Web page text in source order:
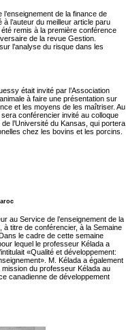
de la finance de
l’auteur du meilleur article paru
remis à la première conférence
de la revue Gestion.
l’analyse du risque dans les
était invité par l’Association
à faire une présentation sur
et les moyens de les maîtriser. Au
conférencier invité au colloque
l’Université du Kansas, qui portera
chez les bovins et les porcins.
au Service de l’enseignement de la
titre de conférencier, à la Semaine
le cadre de cette semaine
lequel le professeur Kélada a
«Qualité et développement:
M. Kélada a également
du professeur Kélada au
canadienne de développement